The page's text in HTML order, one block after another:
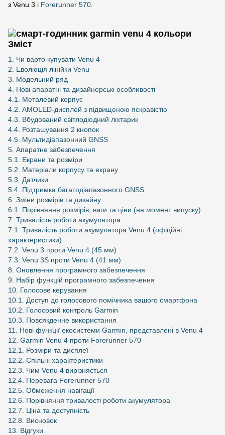
з Venu 3 і Forerunner 570
Зміст
1. Чи варто купувати Venu 4
2. Еволюція лінійки Venu
3. Модельний ряд
4. Нові апаратні та дизайнерські особливості
4.1. Металевий корпус
4.2. AMOLED-дисплей з підвищеною яскравістю
4.3. Вбудований світлодіодний ліхтарик
4.4. Розташування 2 кнопок
4.5. Мультидіапазонний GNSS
5. Апаратне забезпечення
5.1. Екрани та розміри
5.2. Матеріали корпусу та екрану
5.3. Датчики
5.4. Підтримка багатодіапазонного GNSS
6. Зміни розмірів та дизайну
6.1. Порівняння розмірів, ваги та ціни (на момент випуску)
7. Тривалість роботи акумулятора
7.1. Тривалість роботи акумулятора Venu 4 (офіційні
характеристики)
7.2. Venu 3 проти Venu 4 (45 мм)
7.3. Venu 3S проти Venu 4 (41 мм)
8. Оновлення програмного забезпечення
9. Набір функцій програмного забезпечення
10. Голосове керування
10.1. Доступ до голосового помічника вашого смартфона
10.2. Голосовий контроль Garmin
10.3. Повсякденне використання
11. Нові функції екосистеми Garmin, представлені в Venu 4
12. Garmin Venu 4 проти Forerunner 570
12.1. Розміри та дисплеї
12.2. Спільні характеристики
12.3. Чим Venu 4 вирізняється
12.4. Перевага Forerunner 570
12.5. Обмеження навігації
12.6. Порівняння тривалості роботи акумулятора
12.7. Ціна та доступність
12.8. Висновок
13. Відгуки